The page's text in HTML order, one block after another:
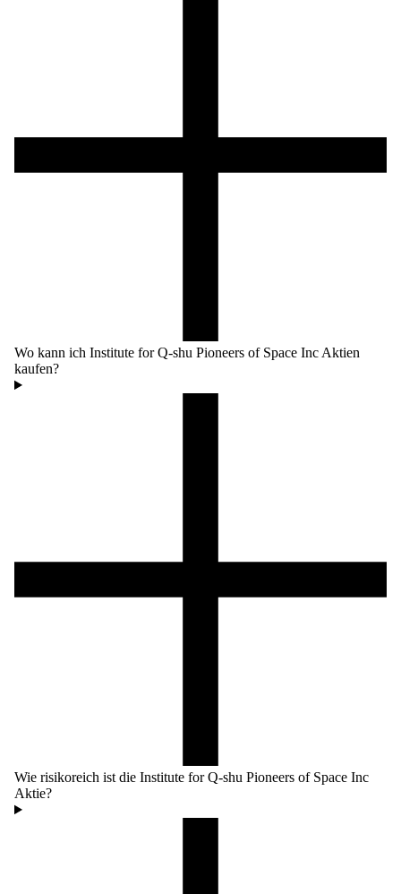
Wo kann ich Institute for Q-shu Pioneers of Space Inc Aktien
kaufen?
Wie risikoreich ist die Institute for Q-shu Pioneers of Space Inc
Aktie?